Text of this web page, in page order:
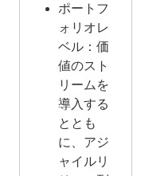
ポートフ
ォリオレ
ベル：価
値のスト
リームを
導入する
ととも
に、アジ
ャイルリ